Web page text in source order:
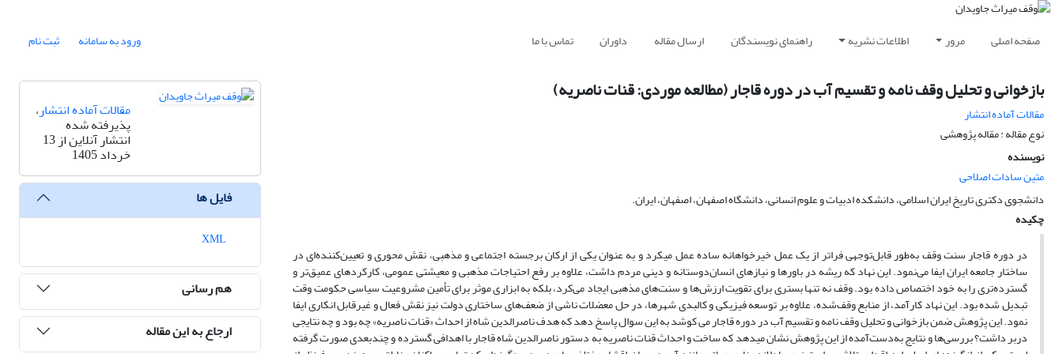
صفحه اصلی مرور اطلاعات نشریه راهنمای نویسندگان ارسال مقاله داوران تماس با ما ورود به سامانه ثبت نام
بازخوانی و تحلیل وقف نامه و تقسیم آب در دوره قاجار (مطالعه موردی: قنات ناصریه)
مقالات آماده انتشار
نوع مقاله : مقاله پژوهشی
نویسنده
متین سادات اصلاحی
دانشجوی دکتری تاریخ ایران اسلامی، دانشکده ادبیات و علوم انسانی، دانشگاه اصفهان، اصفهان، ایران.
چکیده
در دوره قاجار سنت وقف به‌طور قابل‌توجهی فراتر از یک عمل خیرخواهانه ساده عمل میکرد و به ‌عنوان یکی از ارکان برجسته اجتماعی و مذهبی، نقش محوری و تعیین‌کننده‌ای در
ساختار جامعه ایران ایفا می‌نمود. این نهاد که ریشه در باورها و نیازهای انسان‌دوستانه و دینی مردم داشت، علاوه بر رفع احتیاجات مذهبی و معیشتی عمومی، کارکردهای عمیق‌تر و
گسترده‌تری را به خود اختصاص داده بود. وقف نه تنها بستری برای تقویت ارزش‌ها و سنت‌های مذهبی ایجاد می‌کرد، بلکه به ابزاری موثر برای تأمین مشروعیت سیاسی حکومت وقت
تبدیل شده بود. این نهاد کارآمد، از منابع وقف‌شده، علاوه بر توسعه فیزیکی و کالبدی شهرها، در حل معضلات ناشی از ضعف‌های ساختاری دولت نیز نقش فعال و غیرقابل انکاری ایفا
نمود. این پژوهش ضمن بازخوانی و تحلیل وقف نامه و تقسیم آب در دوره قاجار می کوشد به این سوال پاسخ دهد که هدف ناصرالدین شاه از احداث «قنات ناصریه» چه بود و چه نتایجی
دربر داشت؟ بررسی‌ها و نتایج به‌دست‌آمده از این پژوهش نشان میدهد که ساخت و احداث قنات ناصریه به دستور ناصرالدین شاه قاجار با اهدافی گسترده و چندبعدی صورت گرفته
مقالات آماده انتشار،
پذیرفته شده
انتشار آنلاین از 13
خرداد 1405
فایل ها
هم رسانی
ارجاع به این مقاله